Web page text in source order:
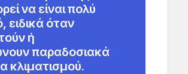
να είναι πολύ
ειδικά όταν
ή
παραδοσιακά
κλιματισμού.